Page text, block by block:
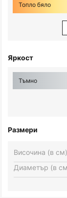
Топло бяло
Яркост
Тъмно
Размери
Височина (в
Диаметър (в